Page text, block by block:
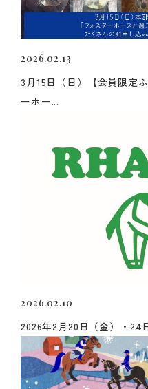
2026.02.13
3月15日（日）【会員限定
ーホー...
2026.02.10
2026年2月20日（金）・24